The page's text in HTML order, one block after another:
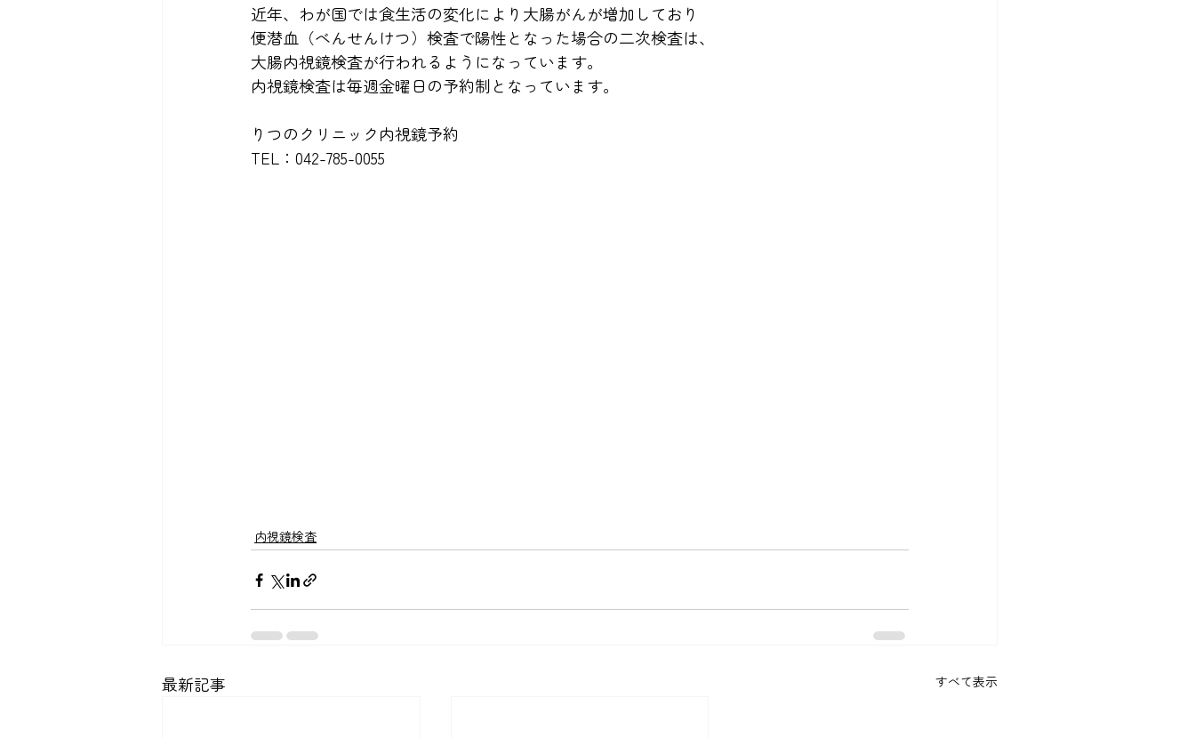
近年、わが国では食生活の変化により大腸がんが増加しており
便潜血（べんせんけつ）検査で陽性となった場合の二次検査は、
大腸内視鏡検査が行われるようになっています。
内視鏡検査は毎週金曜日の予約制となっています。
りつのクリニック内視鏡予約
TEL：042-785-0055
内視鏡検査
最新記事 すべて表示